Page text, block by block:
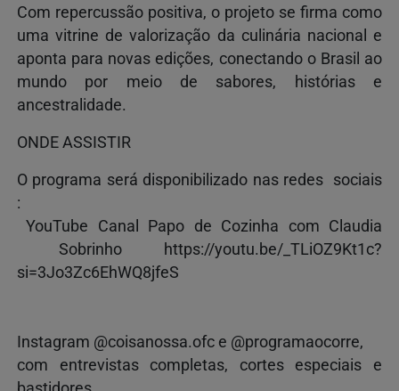
Com repercussão positiva, o projeto se firma como
uma vitrine de valorização da culinária nacional e
aponta para novas edições, conectando o Brasil ao
mundo por meio de sabores, histórias e
ancestralidade.
ONDE ASSISTIR
O programa será disponibilizado nas redes sociais
:
YouTube Canal Papo de Cozinha com Claudia
Sobrinho https://youtu.be/_TLiOZ9Kt1c?
si=3Jo3Zc6EhWQ8jfeS
Instagram @coisanossa.ofc e @programaocorre,
com entrevistas completas, cortes especiais e